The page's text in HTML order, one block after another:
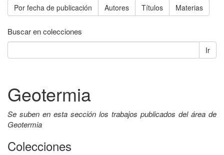
Por fecha de publicación Autores Títulos Materias
Buscar en colecciones
Ir
Geotermia
Se suben en esta sección los trabajos publicados del área de
Geotermia
Colecciones